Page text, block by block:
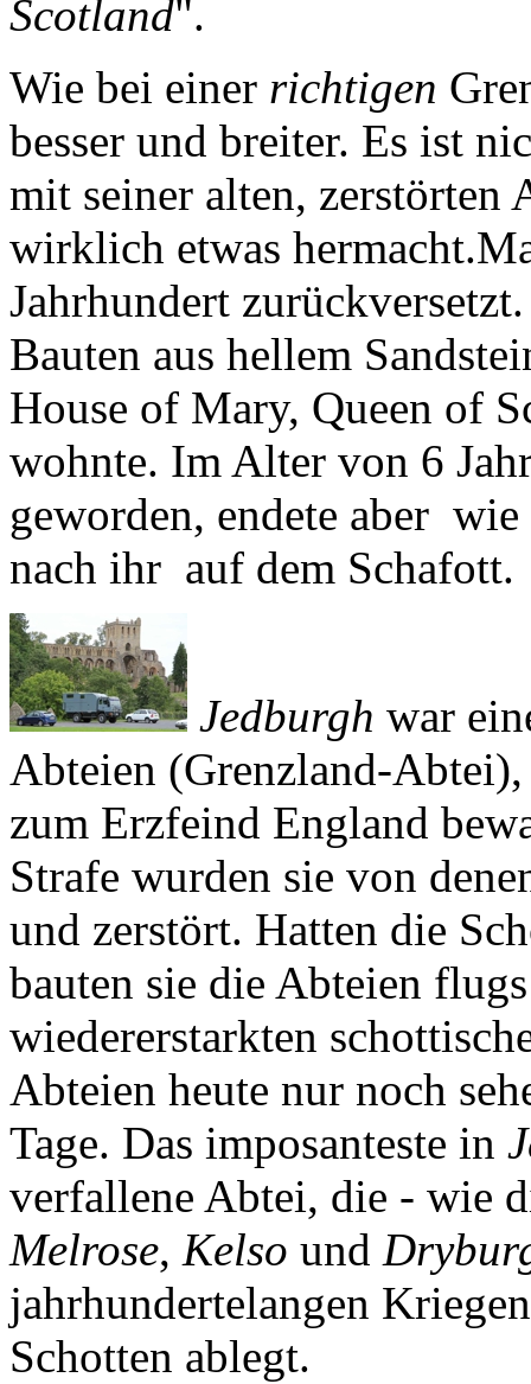
Scotland".
Wie bei einer richtigen
besser und breiter. Es ist
mit seiner alten, zerstörten
wirklich etwas
Jahrhundert
Bauten aus hellem
House of Mary, Queen of
wohnte. Im Alter von 6
geworden, endete aber
nach ihr ­ auf dem Schafott.
Jedburgh war
Abteien (Grenzland-
zum Erzfeind England
Strafe wurden sie von
und zerstört. Hatten die
bauten sie die Abteien
wiedererstarkten
Abteien heute nur noch
Tage. Das imposanteste in
verfallene Abtei, die - wie
Melrose, Kelso und
jahrhundertelangen
Schotten ablegt.